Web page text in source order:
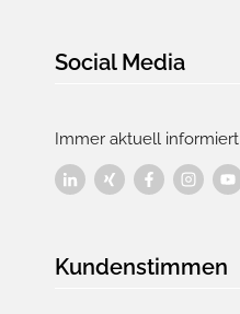
Social Media
Immer aktuell informiert
Kundenstimmen